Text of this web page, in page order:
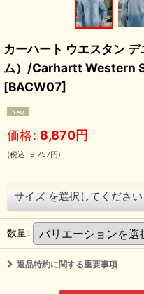
カーハート ウエスタン
ム）/Carhartt Western
[BACW07]
価格: 8,870円
(税込 : 9,757円)
サイズ を選択してください
数量:
返品特約に関する重要事項